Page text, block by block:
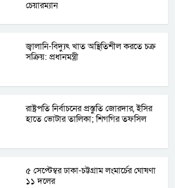
চেয়ারম্যান
জ্বালানি-বিদ্যুৎ খাত অস্থিতিশীল করতে চক্র
সক্রিয়: প্রধানমন্ত্রী
রাষ্ট্রপতি নির্বাচনের প্রস্তুতি জোরদার, ইসির
হাতে ভোটার তালিকা; শিগগির তফসিল
৫ সেপ্টেম্বর ঢাকা-চট্টগ্রাম লংমার্চের ঘোষণা
১১ দলের